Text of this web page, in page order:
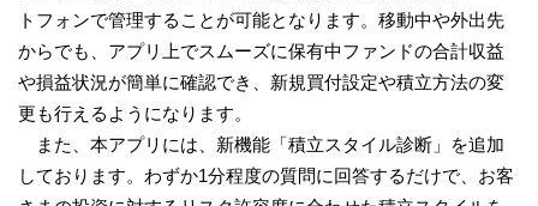
トフォンで管理することが可能となります。移動中や外出先
からでも、アプリ上でスムーズに保有中ファンドの合計収益
や損益状況が簡単に確認でき、新規買付設定や積立方法の変
更も行えるようになります。
また、本アプリには、新機能「積立スタイル診断」を追加
しております。わずか1分程度の質問に回答するだけで、お客